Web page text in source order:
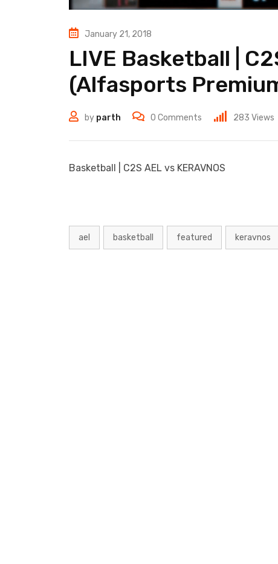
January 21, 2018
LIVE Basketball |
(Alfasports
by parth 0 Comments 283 Views
Basketball | C2S AEL vs KERAVNOS
ael basketball featured keravnos